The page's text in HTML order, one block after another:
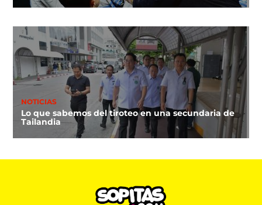
NOTICIAS
Lo que sabemos del tiroteo en una secundaria de
Tailandia